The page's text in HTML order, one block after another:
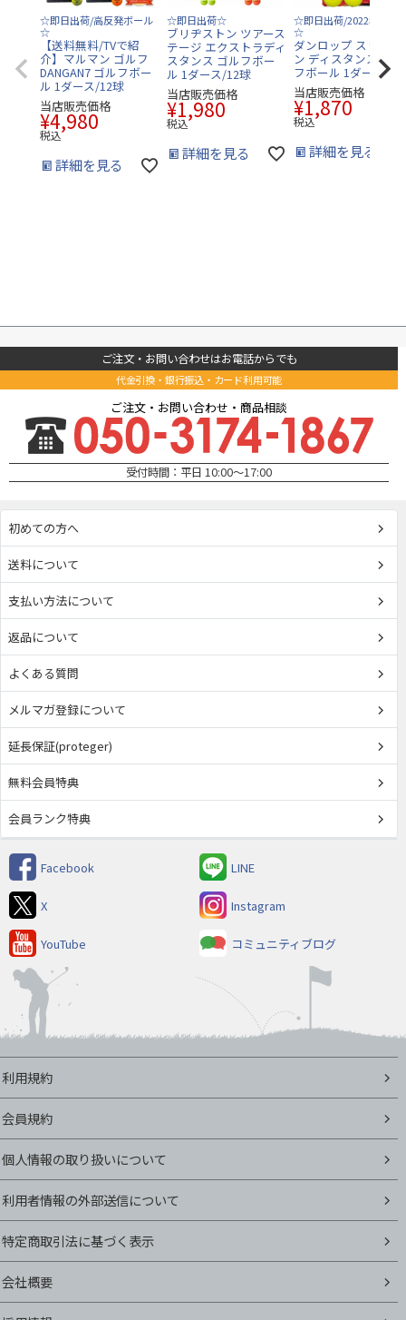
☆即日出荷/高反発ボール
☆
【送料無料/TVで紹
介】マルマン ゴルフ
DANGAN7 ゴルフボー
ル 1ダース/12球
当店販売価格
¥4,980
税込
詳細を見る
☆即日出荷☆
ブリヂストン ツアース
テージ エクストラディ
スタンス ゴルフボー
ル 1ダース/12球
当店販売価格
¥1,980
税込
詳細を見る
☆即日出荷/2022年モデ
☆
ダンロップ スリクソ
ン ディスタンス9 ゴ
フボール 1ダース/12
当店販売価格
¥1,870
税込
詳細を見る
ご注文・お問い合わせはお電話からでも
代金引換・銀行振込・カード利用可能
ご注文・お問い合わせ・商品相談
受付時間：平日 10:00～17:00
初めての方へ
送料について
支払い方法について
返品について
よくある質問
メルマガ登録について
延長保証(proteger)
無料会員特典
会員ランク特典
Facebook LINE
X Instagram
YouTube コミュニティブログ
利用規約
会員規約
個人情報の取り扱いについて
利用者情報の外部送信について
特定商取引法に基づく表示
会社概要